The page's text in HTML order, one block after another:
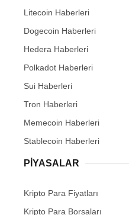
Litecoin Haberleri
Dogecoin Haberleri
Hedera Haberleri
Polkadot Haberleri
Sui Haberleri
Tron Haberleri
Memecoin Haberleri
Stablecoin Haberleri
PIYASALAR
Kripto Para Fiyatları
Kripto Para Borsaları